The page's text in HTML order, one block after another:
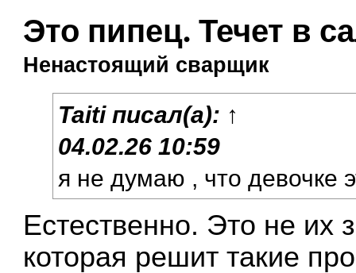
Это пипец. Течет в
Ненастоящий сварщик
Taitiписал(а): ↑
04.02.26 10:59
я не думаю , что девочке
Естественно. Это не
которая решит такие